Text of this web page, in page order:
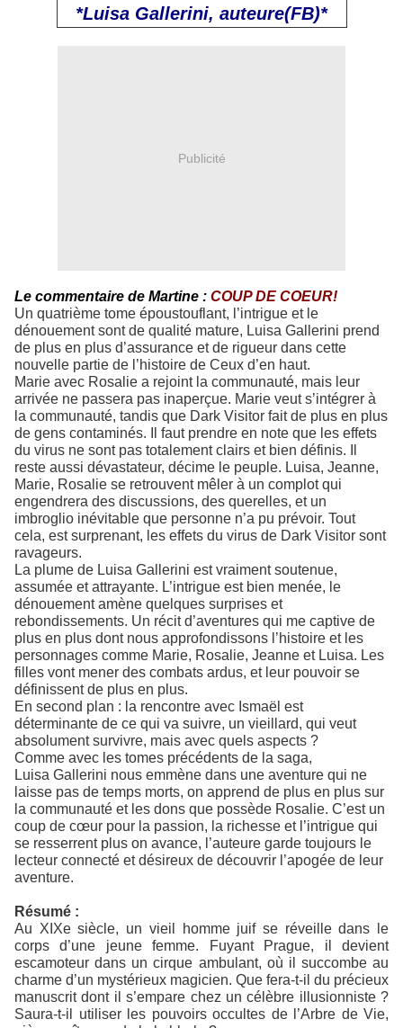
*Luisa Gallerini, auteure(FB)*
Publicité
Le commentaire de Martine : COUP DE COEUR!
Un quatrième tome époustouflant, l’intrigue et le
dénouement sont de qualité mature, Luisa Gallerini prend
de plus en plus d’assurance et de rigueur dans cette
nouvelle partie de l’histoire de Ceux d’en haut.
Marie avec Rosalie a rejoint la communauté, mais leur
arrivée ne passera pas inaperçue. Marie veut s’intégrer à
la communauté, tandis que Dark Visitor fait de plus en plus
de gens contaminés. Il faut prendre en note que les effets
du virus ne sont pas totalement clairs et bien définis. Il
reste aussi dévastateur, décime le peuple. Luisa, Jeanne,
Marie, Rosalie se retrouvent mêler à un complot qui
engendrera des discussions, des querelles, et un
imbroglio inévitable que personne n’a pu prévoir. Tout
cela, est surprenant, les effets du virus de Dark Visitor sont
ravageurs.
La plume de Luisa Gallerini est vraiment soutenue,
assumée et attrayante. L’intrigue est bien menée, le
dénouement amène quelques surprises et
rebondissements. Un récit d’aventures qui me captive de
plus en plus dont nous approfondissons l’histoire et les
personnages comme Marie, Rosalie, Jeanne et Luisa. Les
filles vont mener des combats ardus, et leur pouvoir se
définissent de plus en plus.
En second plan : la rencontre avec Ismaël est
déterminante de ce qui va suivre, un vieillard, qui veut
absolument survivre, mais avec quels aspects ?
Comme avec les tomes précédents de la saga,
Luisa Gallerini nous emmène dans une aventure qui ne
laisse pas de temps morts, on apprend de plus en plus sur
la communauté et les dons que possède Rosalie. C’est un
coup de cœur pour la passion, la richesse et l’intrigue qui
se resserrent plus on avance, l’auteure garde toujours le
lecteur connecté et désireux de découvrir l’apogée de leur
aventure.
Résumé :
Au XIXe siècle, un vieil homme juif se réveille dans le
corps d’une jeune femme. Fuyant Prague, il devient
escamoteur dans un cirque ambulant, où il succombe au
charme d’un mystérieux magicien. Que fera-t-il du précieux
manuscrit dont il s’empare chez un célèbre illusionniste ?
Saura-t-il utiliser les pouvoirs occultes de l’Arbre de Vie,